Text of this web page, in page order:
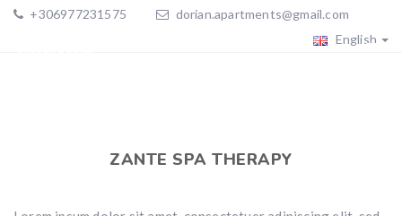
+306977231575
dorian.apartments@gmail.com
English
ZANTE SPA THERAPY